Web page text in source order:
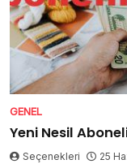
GENEL
Yeni Nesil
Seçenekleri 25